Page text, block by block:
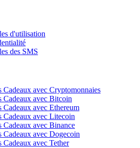
d'utilisation
des SMS
Cadeaux avec Cryptomonnaies
Cadeaux avec Bitcoin
Cadeaux avec Ethereum
Cadeaux avec Litecoin
Cadeaux avec Binance
Cadeaux avec Dogecoin
Cadeaux avec Tether